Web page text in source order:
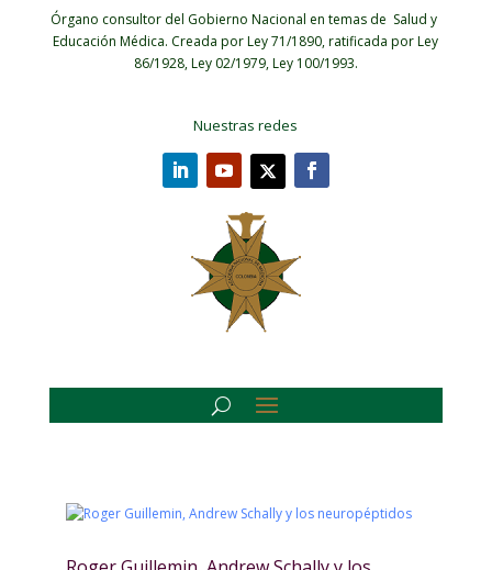
Órgano consultor del Gobierno Nacional en temas de Salud y
Educación Médica. Creada por Ley 71/1890, ratificada por Ley
86/1928, Ley 02/1979, Ley 100/1993.
Nuestras redes